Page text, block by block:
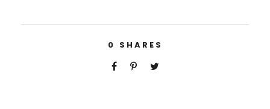
0 SHARES